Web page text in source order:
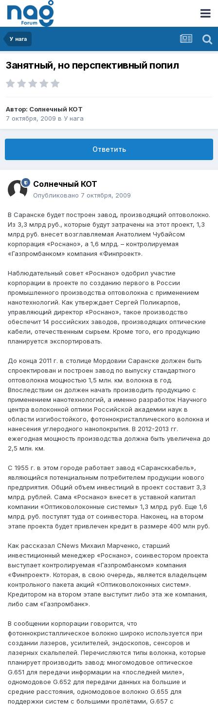
У нага
Занятный, но перспективный попил
Автор: Солнечный КОТ
7 октября, 2009 в У нага
Ответить
Солнечный КОТ
Опубликовано 7 октября, 2009
В Саранске будет построен завод, производящий оптоволокно.
Из 3,3 млрд руб., которые будут затрачены на этот проект, 1,3
млрд руб. внесет возглавляемая Анатолием Чубайсом
корпорация «Роснано», а 1,6 млрд. – контролируемая
«Газпромбанком» компания «Финпроект».
Наблюдательный совет «Роснано» одобрил участие
корпорации в проекте по созданию первого в России
промышленного производства оптоволокна с применением
нанотехнологий. Как утверждает Сергей Поликарпов,
управляющий директор «Роснано», такое производство
обеспечит 14 российских заводов, производящих оптические
кабели, отечественным сырьем. Кроме того, его продукцию
планируется экспортировать.
До конца 2011 г. в столице Мордовии Саранске должен быть
спроектирован и построен завод по выпуску стандартного
оптоволокна мощностью 1,5 млн. км. волокна в год.
Впоследствии он должен начать производить продукцию с
применением нанотехнологий, а именно разработок Научного
центра волоконной оптики Российской академии наук в
области изгибостойкого, фотоннокристаллического волокна и
нанесения углеродного нанопокрытия. В 2012-2013 гг.
ежегодная мощность производства должна быть увеличена до
2,5 млн. км.
С 1955 г. в этом городе работает завод «Сарансккабель»,
являющийся потенциальным потребителем продукции нового
предприятия. Общий объем инвестиций в проект составит 3,3
млрд. рублей. Сама «Роснано» внесет в уставной капитал
компании «Оптиковолоконные системы» 1,3 млрд. руб. Еще 1,6
млрд. руб. поступят туда от соинвестора. Наконец, на втором
этапе проекта будет привлечен кредит в размере 400 млн руб.
Как рассказал CNews Михаил Марченко, старший
инвестиционный менеджер «Роснано», соинвестором проекта
выступает контролируемая «Газпромбанком» компания
«Финпроект». Которая, в свою очередь, является владельцем
контрольного пакета акций «Оптиковолоконных систем».
Кредитором на втором этапе выступит либо эта же компания,
либо сам «Газпромбанк».
В сообщении корпорации говорится, что
фотоннокристаллическое волокно широко используется при
создании лазеров, усилителей, эндоскопов, сенсоров и
лазерных скальпелей. Перечисляются типы волокна, которые
планирует производить завод: многомодовое оптическое
G.651 для передачи информации на «последней миле»,
одномодовое G.652 для передачи данных на большие и
средние расстояния, одномодовое волокно G.655 для
поддержки систем с большими пролётами, G.657 с